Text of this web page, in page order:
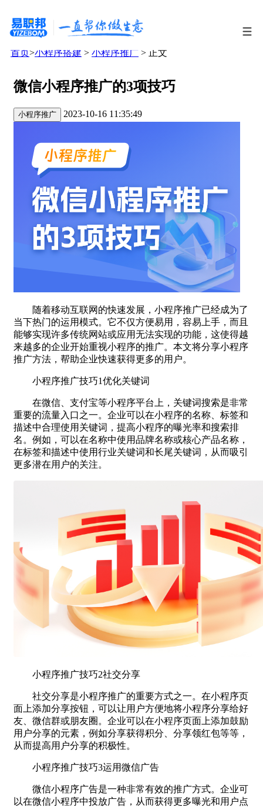
首页>小程序搭建 > 小程序推广 > 正文
微信小程序推广的3项技巧
小程序推广 2023-10-16 11:35:49
随着移动互联网的快速发展，小程序推广已经成为了
当下热门的运用模式。它不仅方便易用，容易上手，而且
能够实现许多传统网站或应用无法实现的功能，这使得越
来越多的企业开始重视小程序的推广。本文将分享小程序
推广方法，帮助企业快速获得更多的用户。
小程序推广技巧1优化关键词
在微信、支付宝等小程序平台上，关键词搜索是非常
重要的流量入口之一。企业可以在小程序的名称、标签和
描述中合理使用关键词，提高小程序的曝光率和搜索排
名。例如，可以在名称中使用品牌名称或核心产品名称，
在标签和描述中使用行业关键词和长尾关键词，从而吸引
更多潜在用户的关注。
小程序推广技巧2社交分享
社交分享是小程序推广的重要方式之一。在小程序页
面上添加分享按钮，可以让用户方便地将小程序分享给好
友、微信群或朋友圈。企业可以在小程序页面上添加鼓励
用户分享的元素，例如分享获得积分、分享领红包等等，
从而提高用户分享的积极性。
小程序推广技巧3运用微信广告
微信小程序广告是一种非常有效的推广方式。企业可
以在微信小程序中投放广告，从而获得更多曝光和用户点